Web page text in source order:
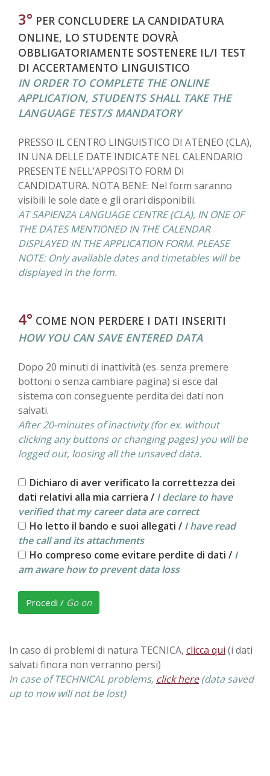
3° PER CONCLUDERE LA CANDIDATURA
ONLINE, LO STUDENTE DOVRÀ
OBBLIGATORIAMENTE SOSTENERE IL/I TEST
DI ACCERTAMENTO LINGUISTICO
IN ORDER TO COMPLETE THE ONLINE
APPLICATION, STUDENTS SHALL TAKE THE
LANGUAGE TEST/S MANDATORY
PRESSO IL CENTRO LINGUISTICO DI ATENEO (CLA),
IN UNA DELLE DATE INDICATE NEL CALENDARIO
PRESENTE NELL’APPOSITO FORM DI
CANDIDATURA. NOTA BENE: Nel form saranno
visibili le sole date e gli orari disponibili.
AT SAPIENZA LANGUAGE CENTRE (CLA), IN ONE OF
THE DATES MENTIONED IN THE CALENDAR
DISPLAYED IN THE APPLICATION FORM. PLEASE
NOTE: Only available dates and timetables will be
displayed in the form.
4° COME NON PERDERE I DATI INSERITI
HOW YOU CAN SAVE ENTERED DATA
Dopo 20 minuti di inattività (es. senza premere
bottoni o senza cambiare pagina) si esce dal
sistema con conseguente perdita dei dati non
salvati.
After 20-minutes of inactivity (for ex. without
clicking any buttons or changing pages) you will be
logged out, loosing all the unsaved data.
Dichiaro di aver verificato la correttezza dei
dati relativi alla mia carriera / I declare to have
verified that my career data are correct
Ho letto il bando e suoi allegati / I have read
the call and its attachments
Ho compreso come evitare perdite di dati / I
am aware how to prevent data loss
Procedi / Go on
In caso di problemi di natura TECNICA, clicca qui (i dati
salvati finora non verranno persi)
In case of TECHNICAL problems, click here(data saved
up to now will not be lost)